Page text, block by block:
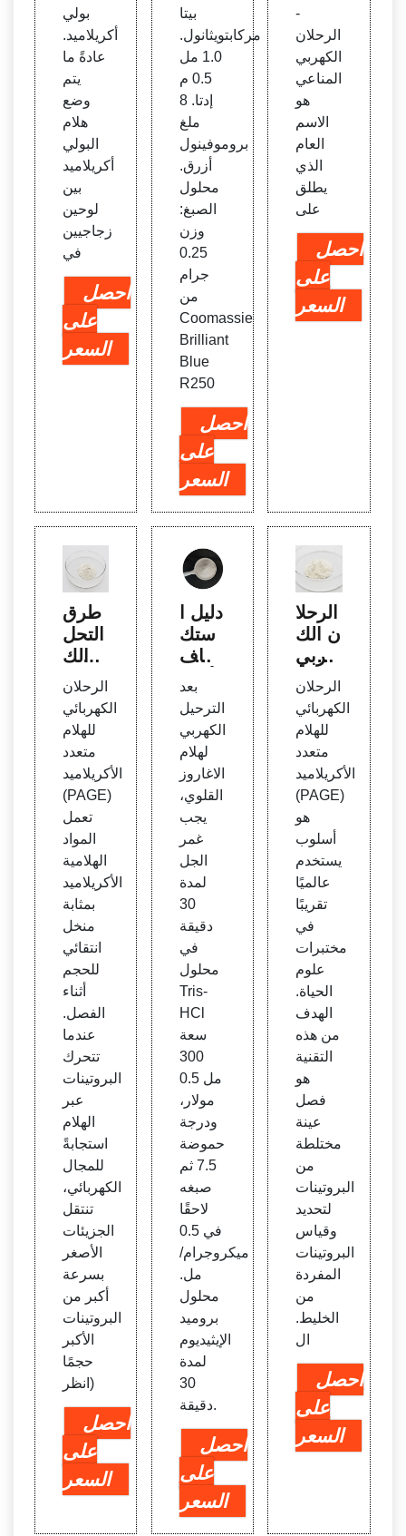
بولي
أكريلاميد.
عادةً ما
يتم
وضع
هلام
البولي
أكريلاميد
بين
لوحين
زجاجيين
في
احصل
على
السعر
بيتا
مركابتويثانول.
1.0 مل
0.5 م
إدتا. 8
ملغ
بروموفينول
أزرق.
محلول
الصبغ:
وزن
0.25
جرام
من
Coomassie
Brilliant
Blue
R250
احصل
على
السعر
-
الرحلان
الكهربي
المناعي
هو
الاسم
العام
الذي
يطلق
على
احصل
على
السعر
طرق
التحل
يل الك
هربائ
ي للب
روتين
| إل إ
س آر
| Bio-
Rad
الرحلان
الكهربائي
للهلام
متعدد
الأكريلاميد
(PAGE)
تعمل
المواد
الهلامية
الأكريلاميد
بمثابة
منخل
انتقائي
للحجم
أثناء
الفصل.
عندما
تتحرك
البروتينات
عبر
الهلام
استجابةً
للمجال
الكهربائي،
تنتقل
الجزيئات
الأصغر
بسرعة
أكبر من
البروتينات
الأكبر
حجمًا
(انظر
احصل
على
السعر
دليل ا
ستك
شاف
ء وإص
لاحها ل
لرحلا
ن الك
هربي
للحم
ض الن
ووي
بعد
الترحيل
الكهربي
لهلام
الاغاروز
القلوي،
يجب
غمر
الجل
لمدة
30
دقيقة
في
محلول
Tris-
HCl
سعة
300
مل 0.5
مولار،
ودرجة
حموضة
7.5 ثم
صبغه
لاحقًا
في 0.5
ميكروجرام/
مل.
محلول
بروميد
الإيثيديوم
لمدة
30
دقيقة.
احصل
على
السعر
الرحلا
ن الك
هربي
لهلام ا
لبولي
أكريلا
ميد |
Clea
ver S
cient
ific
الرحلان
الكهربائي
للهلام
متعدد
الأكريلاميد
(PAGE)
هو
أسلوب
يستخدم
عالميًا
تقريبًا
في
مختبرات
علوم
الحياة.
الهدف
من هذه
التقنية
هو
فصل
عينة
مختلطة
من
البروتينات
لتحديد
وقياس
البروتينات
المفردة
من
الخليط.
ال
احصل
على
السعر